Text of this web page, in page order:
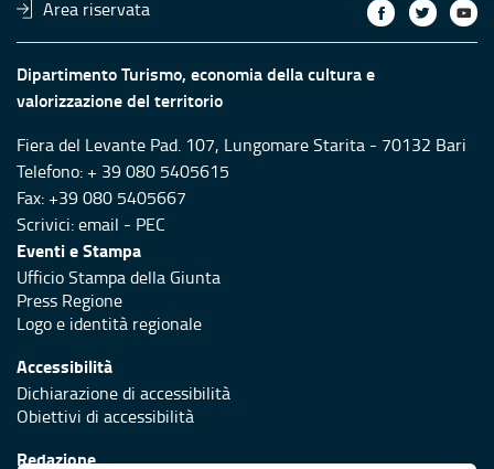
Area riservata
Dipartimento Turismo, economia della cultura e
valorizzazione del territorio
Fiera del Levante Pad. 107, Lungomare Starita - 70132 Bari
Telefono: + 39 080 5405615
Fax: +39 080 5405667
Scrivici:email - PEC
Eventi e Stampa
Ufficio Stampa della Giunta
Press Regione
Logo e identità regionale
Accessibilità
Dichiarazione di accessibilità
Obiettivi di accessibilità
Redazione